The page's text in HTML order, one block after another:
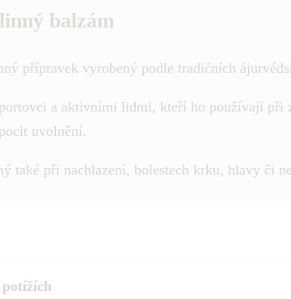
balzám
přípravek vyrobený podle tradičních
a aktivními lidmi, kteří ho používají
uvolnění.
také při nachlazení, bolestech krku, hlavy či